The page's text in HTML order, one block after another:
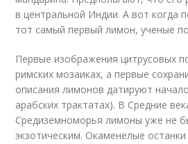
в центральной Индии. А вот когда
тот самый первый лимон, ученые
Первые изображения цитрусовых
римских мозаиках, а первые
описания лимонов датируют
арабских трактатах). В Средние
Средиземноморья лимоны уже не
экзотическим. Окаменелые